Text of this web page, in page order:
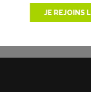
JE REJOINS